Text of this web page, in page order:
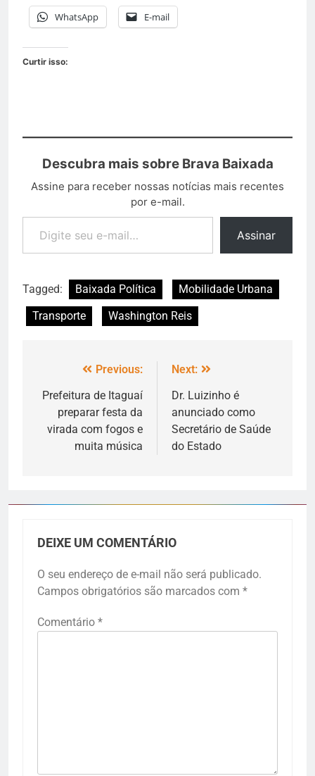
WhatsApp E-mail
Curtir isso:
Descubra mais sobre Brava Baixada
Assine para receber nossas notícias mais recentes
por e-mail.
Assinar
Tagged: Baixada Política
Mobilidade Urbana
Transporte
Washington Reis
Previous:
Prefeitura de Itaguaí
preparar festa da
virada com fogos e
muita música
Next:
Dr. Luizinho é
anunciado como
Secretário de Saúde
do Estado
DEIXE UM COMENTÁRIO
O seu endereço de e-mail não será publicado.
Campos obrigatórios são marcados com *
Comentário *